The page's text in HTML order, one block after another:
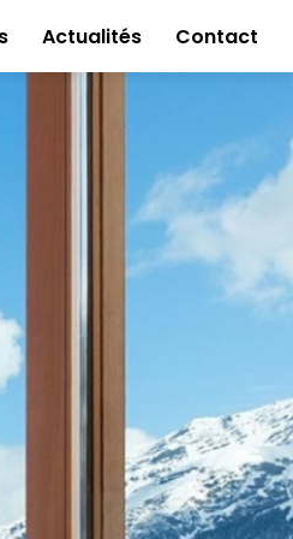
Actualités Contact